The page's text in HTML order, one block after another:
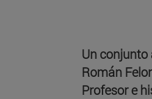
Un conjunto
Román
Profesor e